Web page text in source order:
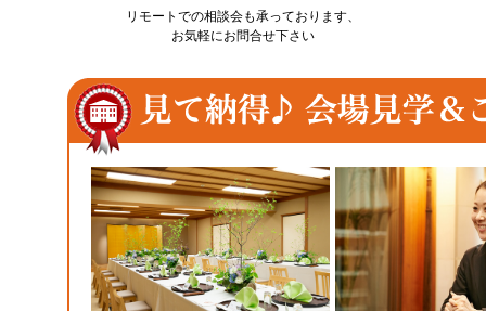
リモートでの相談会も承っております、
お気軽にお問合せ下さい